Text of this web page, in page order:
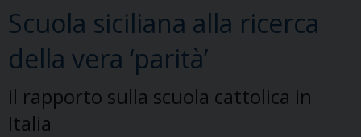
Scuola siciliana alla ricerca
della vera ‘parità’
il rapporto sulla scuola cattolica in
Italia